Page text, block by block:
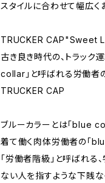
スタイルに合わせて幅広く
TRUCKER CAP"Sweet
古き良き時代の、トラック
collar」と呼ばれる労働者
TRUCKER CAP
ブルーカラーとは「blue
着て働く肉体労働者の「
「労働者階級」と呼ばれる
ない人を指すような下賎